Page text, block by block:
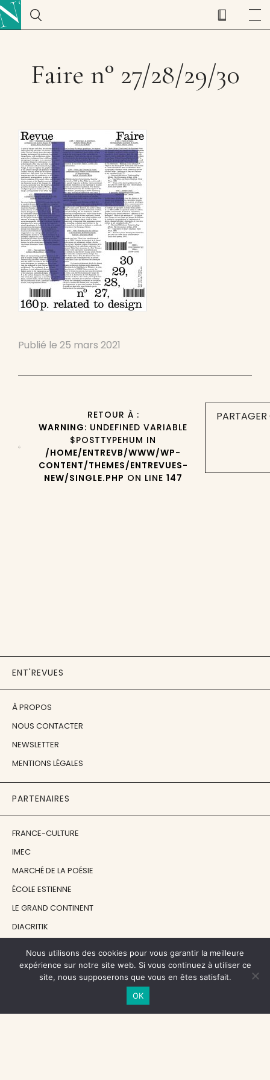
Faire n° 27/28/29/30
Publié le 25 mars 2021
RETOUR À :
WARNING: UNDEFINED VARIABLE
$POSTTYPEHUM IN
/HOME/ENTREVB/WWW/WP-
CONTENT/THEMES/ENTREVUES-
NEW/SINGLE.PHP ON LINE 147
ENT'REVUES
À PROPOS
NOUS CONTACTER
NEWSLETTER
MENTIONS LÉGALES
PARTENAIRES
FRANCE-CULTURE
IMEC
MARCHÉ DE LA POÉSIE
ÉCOLE ESTIENNE
LE GRAND CONTINENT
DIACRITIK
NOS SOUTIENS
CENTRE NATIONAL DU LIVRE
Nous utilisons des cookies pour vous garantir la meilleure
expérience sur notre site web. Si vous continuez à utiliser ce
site, nous supposerons que vous en êtes satisfait.
OK